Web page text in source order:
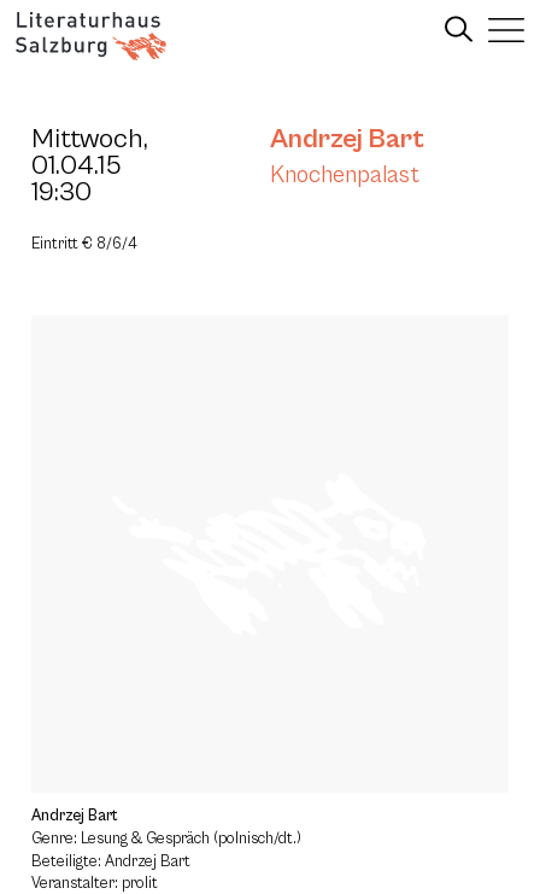
Mittwoch,
01.04.15
19:30
Andrzej Bart
Knochenpalast
Eintritt € 8/6/4
Andrzej Bart
Genre: Lesung & Gespräch (polnisch/dt.)
Beteiligte: Andrzej Bart
Veranstalter: prolit